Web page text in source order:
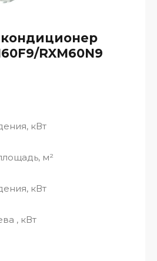
RXM60N9
кВт
м²
кВт
, кВт